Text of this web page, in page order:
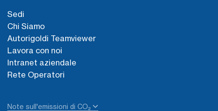
Sedi
Chi Siamo
Autorigoldi Teamviewer
Lavora con noi
Intranet aziendale
Rete Operatori
Note sull'emissioni di CO₂